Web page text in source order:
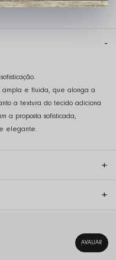
no PIX
ampla e fluida, que alonga a
a textura do tecido adiciona
a proposta sofisticada,
e elegante.